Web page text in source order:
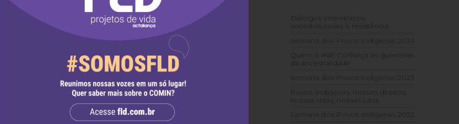
Diálogos interétnicos:
ancestralidades e resistência
Semana dos Povos Indígenas 2024
Quem é ela? Conheça as guerreiras
da ancestralidade
Semana dos Povos Indígenas 2023
Povos Indígenas: nossos direitos,
nossas vidas, nossas lutas
Semana dos Povos Indígenas 2022